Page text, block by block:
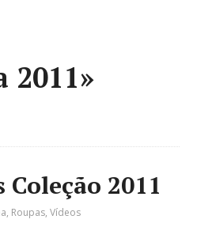
2011»
Coleção 2011
, Roupas,Vídeos